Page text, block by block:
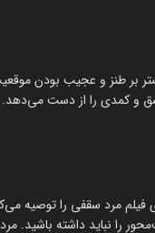
بر طنز و عجیب بودن
کمدی را از دست می‌دهد.
مرد سقفی را توصیه
را نباید داشته